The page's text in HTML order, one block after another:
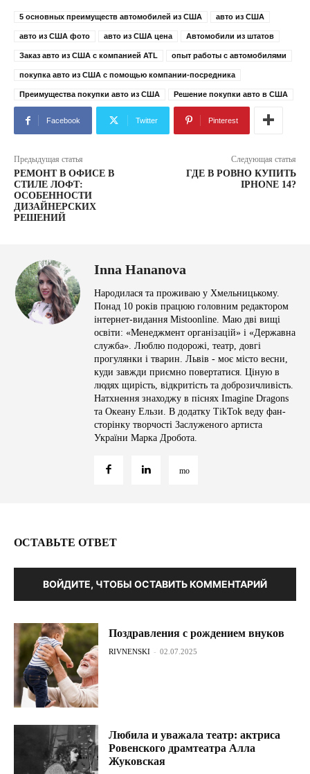
5 основных преимуществ автомобилей из США авто из США
авто из США фото авто из США цена Автомобили из штатов
Заказ авто из США с компанией ATL опыт работы с автомобилями
покупка авто из США с помощью компании-посредника
Преимущества покупки авто из США Решение покупки авто в США
Facebook Twitter Pinterest
Предыдущая статья
РЕМОНТ В ОФИСЕ В
СТИЛЕ ЛОФТ:
ОСОБЕННОСТИ
ДИЗАЙНЕРСКИХ
РЕШЕНИЙ
Следующая статья
ГДЕ В РОВНО КУПИТЬ
IPHONE 14?
Inna Hananova
Народилася та проживаю у Хмельницькому.
Понад 10 років працюю головним редактором
інтернет-видання Mistoonline. Маю дві вищі
освіти: «Менеджмент організацій» і «Державна
служба». Люблю подорожі, театр, довгі
прогулянки і тварин. Львів - моє місто весни,
куди завжди приємно повертатися. Ціную в
людях щирість, відкритість та доброзичливість.
Натхнення знаходжу в піснях Imagine Dragons
та Океану Ельзи. В додатку TikTok веду фан-
сторінку творчості Заслуженого артиста
України Марка Дробота.
ОСТАВЬТЕ ОТВЕТ
ВОЙДИТЕ, ЧТОБЫ ОСТАВИТЬ КОММЕНТАРИЙ
Поздравления с рождением внуков
RIVNENSKI - 02.07.2025
Любила и уважала театр: актриса
Ровенского драмтеатра Алла
Жуковская